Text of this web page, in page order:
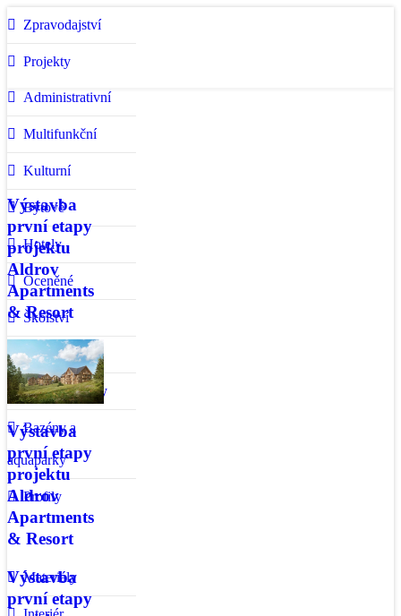
Zpravodajství
Projekty
Administrativní
Multifunkční
Kulturní
Bytové
Hotely
Oceněné
Školství
Zahraniční
Rodinné domy
Bazény a
aquaparky
Profily
Materiály
Výstavba
první etapy
projektu
Aldrov
Apartments
& Resort
Výstavba
první etapy
projektu
Aldrov
Apartments
& Resort
Výstavba
první etapy